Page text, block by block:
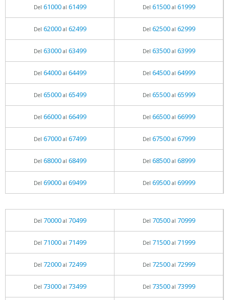
Del 61000al 61499 Del 61500al 61999
Del 62000al 62499 Del 62500al 62999
Del 63000al 63499 Del 63500al 63999
Del 64000al 64499 Del 64500al 64999
Del 65000al 65499 Del 65500al 65999
Del 66000al 66499 Del 66500al 66999
Del 67000al 67499 Del 67500al 67999
Del 68000al 68499 Del 68500al 68999
Del 69000al 69499 Del 69500al 69999
Del 70000al 70499 Del 70500al 70999
Del 71000al 71499 Del 71500al 71999
Del 72000al 72499 Del 72500al 72999
Del 73000al 73499 Del 73500al 73999